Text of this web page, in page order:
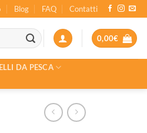
Blog FAQ Contatti
0,00€
DA PESCA